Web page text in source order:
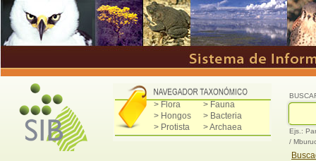
> Flora
> Fauna
> Hongos
> Bacteria
> Protista
> Archaea
Ejs.:
/